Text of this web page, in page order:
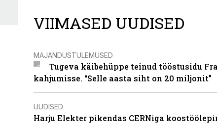
VIIMASED UUDISED
MAJANDUSTULEMUSED
Tugeva käibehüppe teinud tööstusidu
kahjumisse. “Selle aasta siht on 20 miljonit”
UUDISED
Harju Elekter pikendas CERNiga